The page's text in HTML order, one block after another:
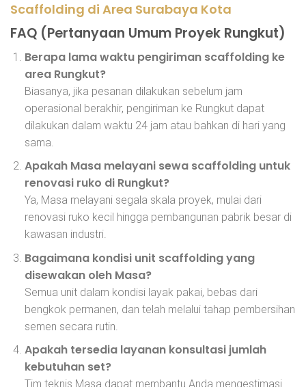
Scaffolding di Area Surabaya Kota
FAQ (Pertanyaan Umum Proyek Rungkut)
Berapa lama waktu pengiriman scaffolding ke
area Rungkut?
Biasanya, jika pesanan dilakukan sebelum jam
operasional berakhir, pengiriman ke Rungkut dapat
dilakukan dalam waktu 24 jam atau bahkan di hari yang
sama.
Apakah Masa melayani sewa scaffolding untuk
renovasi ruko di Rungkut?
Ya, Masa melayani segala skala proyek, mulai dari
renovasi ruko kecil hingga pembangunan pabrik besar di
kawasan industri.
Bagaimana kondisi unit scaffolding yang
disewakan oleh Masa?
Semua unit dalam kondisi layak pakai, bebas dari
bengkok permanen, dan telah melalui tahap pembersihan
semen secara rutin.
Apakah tersedia layanan konsultasi jumlah
kebutuhan set?
Tim teknis Masa dapat membantu Anda mengestimasi